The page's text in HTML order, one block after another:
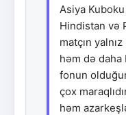
Asiya
Hindistan və
matçın
həm də
fonun
çox
həm